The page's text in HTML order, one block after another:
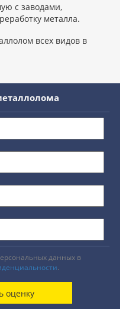
с заводами,
металла.
всех видов в
данных в
.